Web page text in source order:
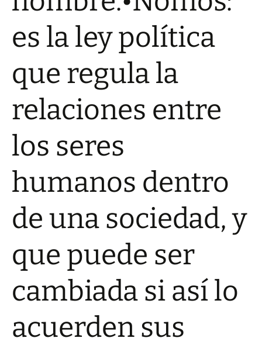
es la ley política
que regula la
relaciones entre
los seres
humanos dentro
de una sociedad, y
que puede ser
cambiada si así lo
acuerden sus